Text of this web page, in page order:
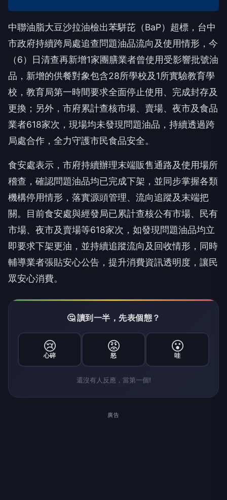
中聯油脂大豆沙拉油檢出苯駢芘（BaP）超標，台中
市政府持續跨局處追查問題油品流向及使用情形，今
（6）日清查再新增1家團膳業者曾使用受影響批號油
品，新增的供餐對象包含28所學校及1所實驗教育學
校，教育局第一時間要求全面停止使用、完成封存及
更換；另外，市府累計查核市場、賣場、夜市及食品
業者618家次，現場均未發現問題油品，持續透過跨
局處合作，全力守護市民食品安全。
食安處表示，市府持續辦理末端販售通路及使用場所
稽查，確認問題油品均已完成下架，並同步掌握各類
機構停用情形，落實源頭管理、流向追蹤及末端把
關。目前食安處與經發局已累計查核公有市場、民有
市場、夜市及賣場等618家次，如發現問題油品均立
即要求下架更油，並持續追蹤流向及回收情形，同時
輔導業者張貼安心公告，提升消費資訊透明度，讓民
眾安心消費。
🤔 讀到一半，先表個態？
😢
心碎
😡
怒
😮
哇
還沒有人反應，當第一個!
廣告